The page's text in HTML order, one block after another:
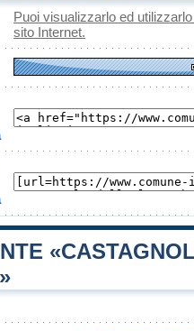
Puoi visualizzarlo ed
sito Internet.